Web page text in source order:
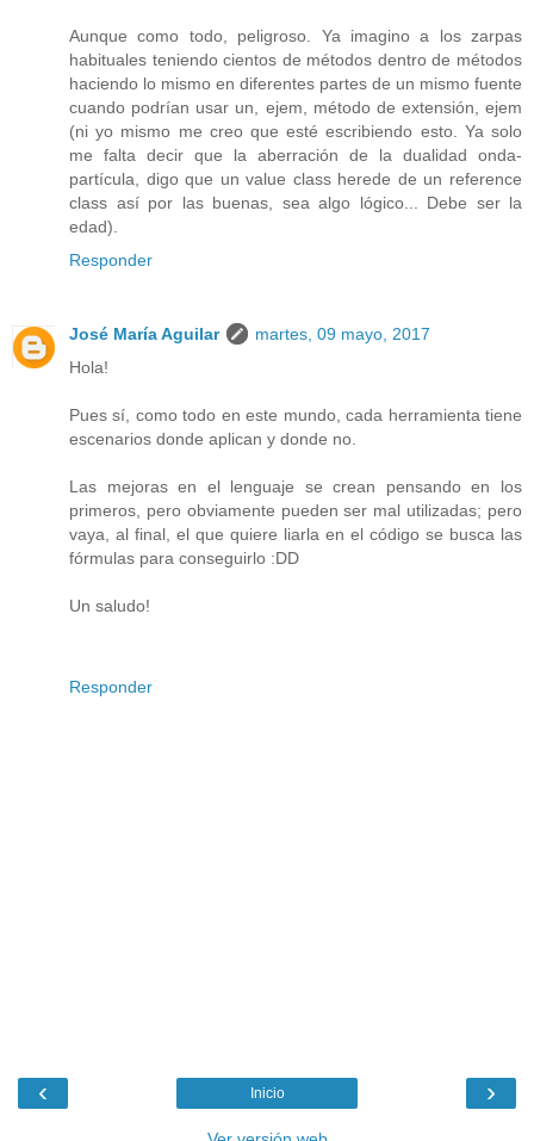
Aunque como todo, peligroso. Ya imagino a los zarpas
habituales teniendo cientos de métodos dentro de métodos
haciendo lo mismo en diferentes partes de un mismo fuente
cuando podrían usar un, ejem, método de extensión, ejem
(ni yo mismo me creo que esté escribiendo esto. Ya solo
me falta decir que la aberración de la dualidad onda-
partícula, digo que un value class herede de un reference
class así por las buenas, sea algo lógico... Debe ser la
edad).
Responder
José María Aguilar
martes, 09 mayo, 2017
Hola!
Pues sí, como todo en este mundo, cada herramienta tiene
escenarios donde aplican y donde no.
Las mejoras en el lenguaje se crean pensando en los
primeros, pero obviamente pueden ser mal utilizadas; pero
vaya, al final, el que quiere liarla en el código se busca las
fórmulas para conseguirlo :DD
Un saludo!
Responder
‹ ›
Inicio